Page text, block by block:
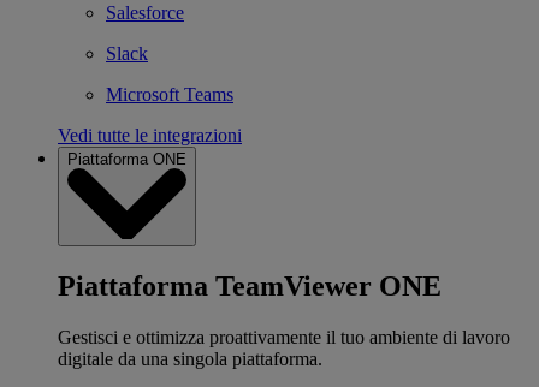
Salesforce
Slack
Microsoft Teams
Vedi tutte le integrazioni
Piattaforma ONE
Piattaforma TeamViewer ONE
Gestisci e ottimizza proattivamente il tuo ambiente di lavoro
digitale da una singola piattaforma.